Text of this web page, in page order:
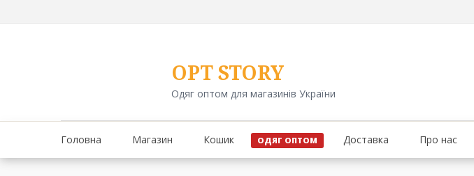
OPT STORY
Одяг оптом для магазинів України
Головна Магазин Кошик ОДЯГ ОПТОМ Доставка Про нас